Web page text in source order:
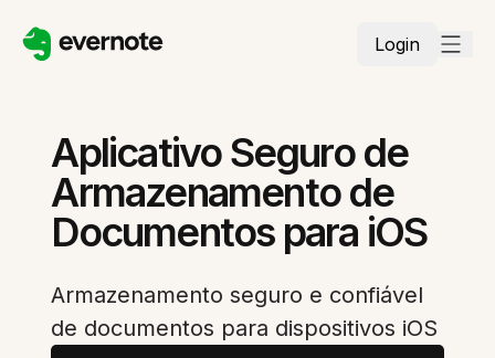
Login
Aplicativo Seguro de
Armazenamento de
Documentos para iOS
Armazenamento seguro e confiável
de documentos para dispositivos iOS